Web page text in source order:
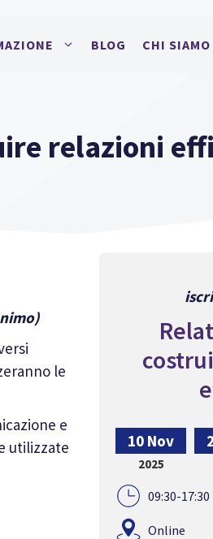
BLOG CHI SIAMO
relazioni
le
e
utilizzate
10 Nov
2025
09:30-17:30
Online